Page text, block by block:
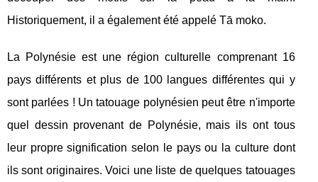
Historiquement, il a également été appelé Tā moko.
La Polynésie est une région culturelle comprenant 16
pays différents et plus de 100 langues différentes qui y
sont parlées ! Un tatouage polynésien peut être n'importe
quel dessin provenant de Polynésie, mais ils ont tous
leur propre signification selon le pays ou la culture dont
ils sont originaires. Voici une liste de quelques tatouages